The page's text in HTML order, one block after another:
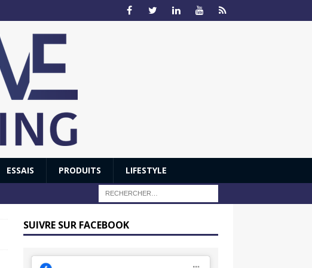
ESSAIS PRODUITS LIFESTYLE
SUIVRE SUR FACEBOOK